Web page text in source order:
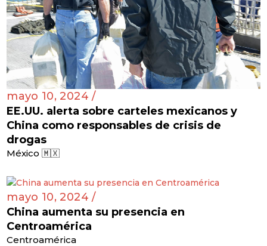
mayo 10, 2024 /
EE.UU. alerta sobre carteles mexicanos y
China como responsables de crisis de
drogas
México 🇲🇽
mayo 10, 2024 /
China aumenta su presencia en
Centroamérica
Centroamérica